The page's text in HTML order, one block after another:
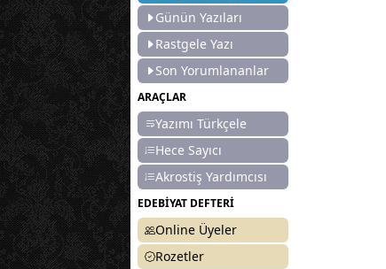
Günün Yazıları
Rastgele Yazı
Son Yorumlananlar
ARAÇLAR
Yazımı Türkçele
Hece Sayıcı
Akrostiş Yardımcısı
EDEBİYAT DEFTERİ
Online Üyeler
Rozetler